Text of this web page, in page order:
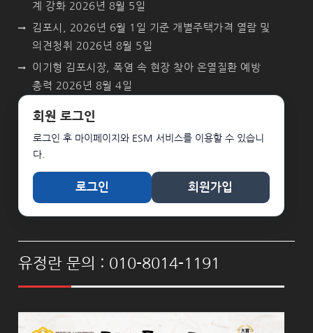
계 강화 2026년 8월 5일
김포시, 2026년 6월 1일 기준 개별주택가격 열람 및
의견청취
2026년 8월 5일
이기형 김포시장, 폭염 속 현장 찾아 온열질환 예방
총력 2026년 8월 4일
회원 로그인
로그인 후 마이페이지와 ESM 서비스를 이용할 수 있습니
다.
로그인 회원가입
유정란 문의 : 010-8014-1191